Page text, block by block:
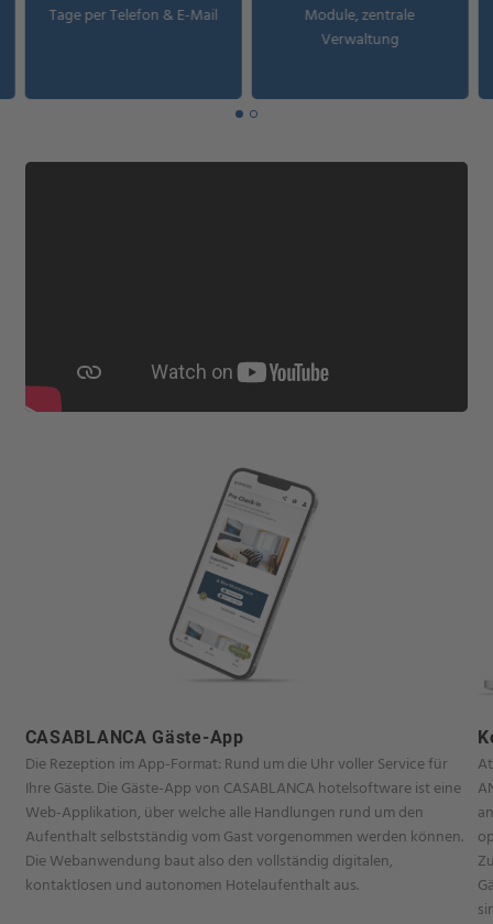
Tage per Telefon & E-Mail
Module, zentrale
Verwaltung
CASABLANCA Gäste-App
Die Rezeption im App-Format: Rund um die Uhr voller Service für
Ihre Gäste.​ Die Gäste-App von CASABLANCA hotelsoftware ist eine
Web-Applikation, über welche alle Handlungen rund um den
Aufenthalt selbstständig vom Gast vorgenommen werden können.
Die Webanwendung baut also den vollständig digitalen,
kontaktlosen und autonomen Hotelaufenthalt aus.